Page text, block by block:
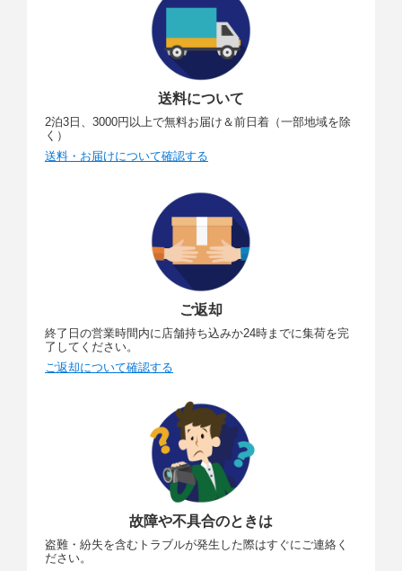
送料について
2泊3日、3000円以上で無料お届け＆前日着（一部地域を除
く）
送料・お届けについて確認する
ご返却
終了日の営業時間内に店舗持ち込みか24時までに集荷を完
了してください。
ご返却について確認する
故障や不具合のときは
盗難・紛失を含むトラブルが発生した際はすぐにご連絡く
ださい。